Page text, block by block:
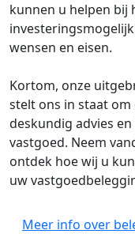
kunnen u helpen bij
wensen en eisen.
Kortom, onze
stelt ons in staat
deskundig advies
vastgoed. Neem
ontdek hoe wij u
uw
Meer info over